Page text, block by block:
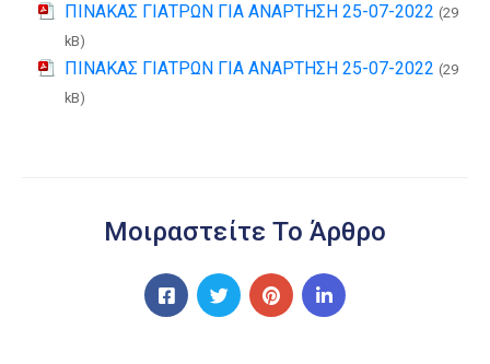
ΠΙΝΑΚΑΣ ΓΙΑΤΡΩΝ ΓΙΑ ΑΝΑΡΤΗΣΗ 25-07-2022 (29
kB)
ΠΙΝΑΚΑΣ ΓΙΑΤΡΩΝ ΓΙΑ ΑΝΑΡΤΗΣΗ 25-07-2022 (29
kB)
Μοιραστείτε Το Άρθρο